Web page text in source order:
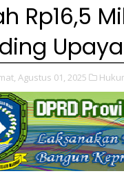
Rp16,5
Agustus 01, 2025